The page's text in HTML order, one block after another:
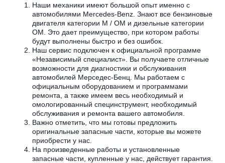
Наши механики имеют большой опыт именно с
автомобилями Mercedes-Benz. Знают все бензиновые
двигателя категории М / ОМ и дизельные категории
ОМ. Это дает преимущество, при котором работы
будут выполнены быстро и без ошибок.
Наш сервис подключен к официальной программе
«Независимый специалист». Вы получаете отличные
возможности для диагностики и обслуживания
автомобилей Мерседес-Бенц. Мы работаем с
официальным оборудованием и программами
ремонта, а также имеем весь необходимый и
омологированный специнструмент, необходимый
обслуживания и ремонта вашего автомобиля.
Важно отметить, что мы готовы предложить
оригинальные запасные части, которые вы можете
приобрести у нас.
На произведенные работы и установленные
запасные части, купленные у нас, действует гарантия.